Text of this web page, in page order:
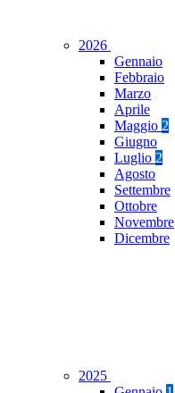
2026
Gennaio
Febbraio
Marzo
Aprile
Maggio 2
Giugno
Luglio 2
Agosto
Settembre
Ottobre
Novembre
Dicembre
2025